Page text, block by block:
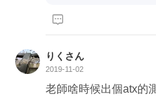

りくさん
2019-11-02
老師啥時候出個atx的